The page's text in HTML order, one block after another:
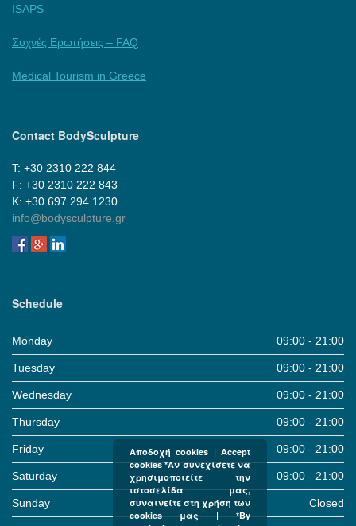
ISAPS
Συχνές Ερωτήσεις – FAQ
Medical Tourism in Greece
Contact BodySculpture
Τ: +30 2310 222 844
F: +30 2310 222 843
Κ: +30 697 294 1230
info@bodysculpture.gr
Schedule
Monday 09:00 - 21:00
Tuesday 09:00 - 21:00
Wednesday 09:00 - 21:00
Thursday 09:00 - 21:00
Friday 09:00 - 21:00
Saturday 09:00 - 21:00
Sunday Closed
Αποδοχή cookies | Accept
cookies *Αν συνεχίσετε να
χρησιμοποιείτε την
ιστοσελίδα μας,
συναινείτε στη χρήση των
cookies μας | *By